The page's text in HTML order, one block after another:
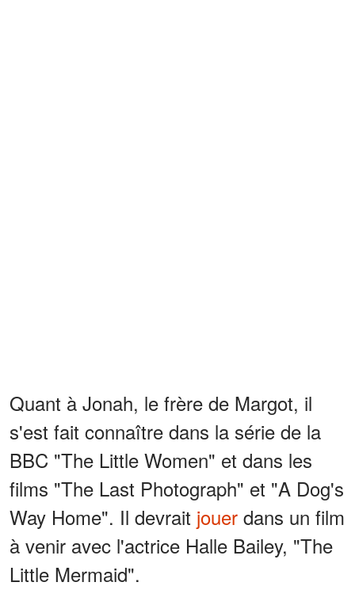
Quant à Jonah, le frère de Margot, il
s'est fait connaître dans la série de la
BBC "The Little Women" et dans les
films "The Last Photograph" et "A Dog's
Way Home". Il devrait jouer dans un film
à venir avec l'actrice Halle Bailey, "The
Little Mermaid".